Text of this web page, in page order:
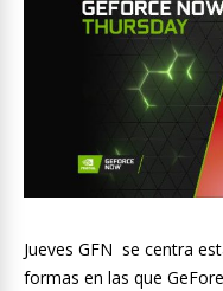
Jueves GFN se centra
formas en las que